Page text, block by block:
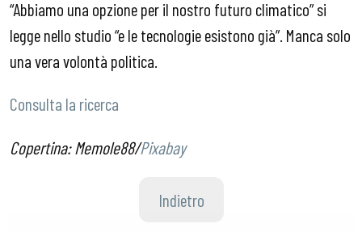
“Abbiamo una opzione per il nostro futuro climatico” si
legge nello studio “e le tecnologie esistono già”. Manca solo
una vera volontà politica.
Consulta la ricerca
Copertina: Memole88/Pixabay
Indietro